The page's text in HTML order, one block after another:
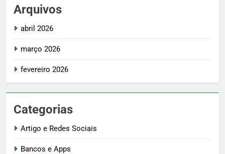
Arquivos
abril 2026
março 2026
fevereiro 2026
Categorias
Artigo e Redes Sociais
Bancos e Apps